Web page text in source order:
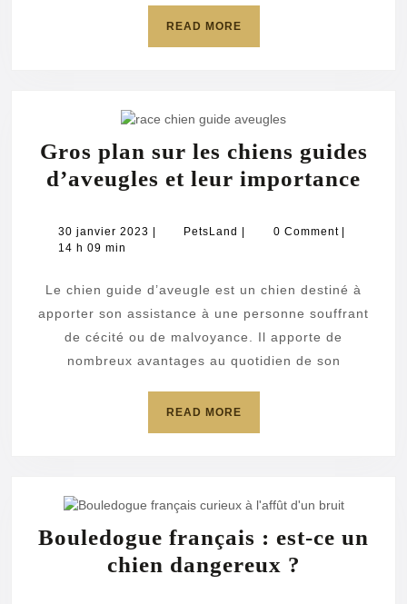
READ MOREREAD
Gros plan sur les chiens guides
d’aveugles et leur importance
30 janvier 2023 30
| PetsLand PetsLand
| 0 Comment |
14 h 09 min
Le chien guide d’aveugle est un chien destiné à
apporter son assistance à une personne souffrant
de cécité ou de malvoyance. Il apporte de
nombreux avantages au quotidien de son
READ MOREREAD
Bouledogue français : est-ce un
chien dangereux ?